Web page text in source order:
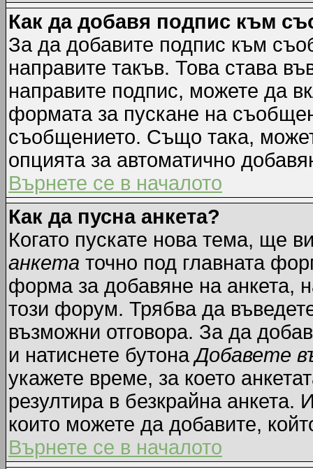
Как да добавя подпис към
За да добавите подпис към
направите такъв. Това става
направите подпис, можете да
формата за пускане на
съобщението. Също така,
опцията за автоматично
Върнете се в началото
Как да пусна анкета?
Когато пускате нова тема, ще
анкета точно под главната
форма за добавяне на анкета,
този форум. Трябва да
възможни отговора. За да
и натиснете бутонаДобавете
укажете време, за което
резултира в безкрайна
които можете да добавите,
Върнете се в началото